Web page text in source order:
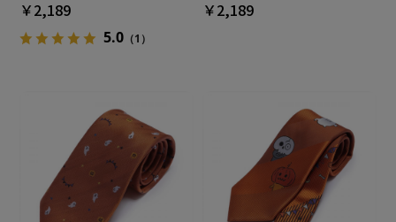
￥2,189
5.0（1）
￥2,189